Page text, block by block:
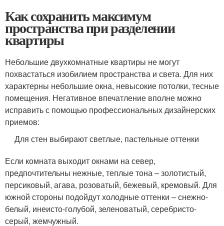
Как сохранить максимум
пространства при разделении
квартиры
Небольшие двухкомнатные квартиры не могут
похвастаться изобилием пространства и света. Для них
характерны небольшие окна, невысокие потолки, тесные
помещения. Негативное впечатление вполне можно
исправить с помощью профессиональных дизайнерских
приемов:
Для стен выбирают светлые, пастельные оттенки
Если комната выходит окнами на север,
предпочтительны нежные, теплые тона – золотистый,
персиковый, агава, розоватый, бежевый, кремовый. Для
южной стороны подойдут холодные оттенки – снежно-
белый, инеисто-голубой, зеленоватый, серебристо-
серый, жемчужный.